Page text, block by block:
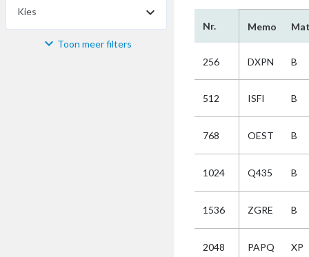
Kies
Materiaal Toon meer filters
Nr. Memo
256 DXPN B
512 ISFI B
768 OEST B
1024 Q435 B
1536 ZGRE B
2048 PAPQ XP